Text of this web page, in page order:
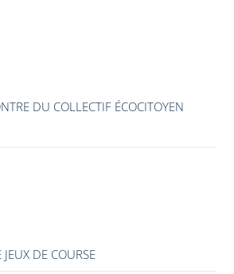
DU COLLECTIF ÉCOCITOYEN
DE COURSE